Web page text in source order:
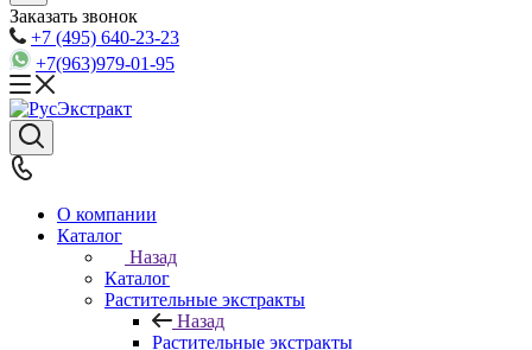
Заказать звонок
+7 (495) 640-23-23
+7(963)979-01-95
О компании
Каталог
Назад
Каталог
Растительные экстракты
Назад
Растительные экстракты